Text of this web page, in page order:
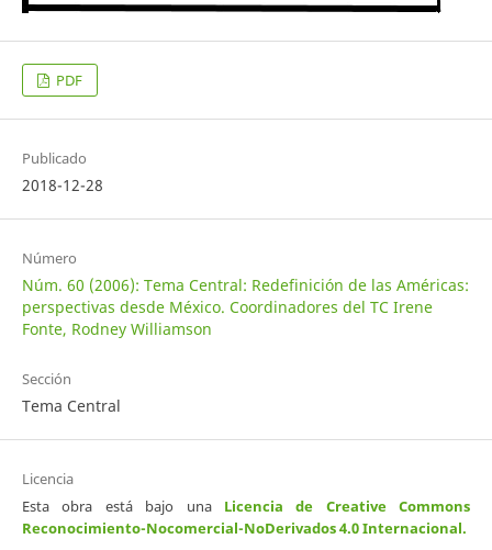
PDF
Publicado
2018-12-28
Número
Núm. 60 (2006): Tema Central: Redefinición de las Américas:
perspectivas desde México. Coordinadores del TC Irene
Fonte, Rodney Williamson
Sección
Tema Central
Licencia
Esta obra está bajo una Licencia de Creative Commons
Reconocimiento-Nocomercial-NoDerivados 4.0 Internacional.